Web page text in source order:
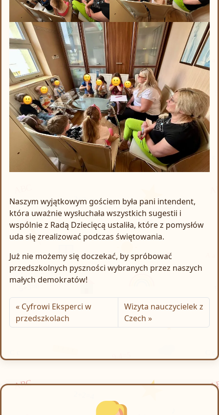
Naszym wyjątkowym gościem była pani intendent,
która uważnie wysłuchała wszystkich sugestii i
wspólnie z Radą Dziecięcą ustaliła, które z pomysłów
uda się zrealizować podczas świętowania.
Już nie możemy się doczekać, by spróbować
przedszkolnych pyszności wybranych przez naszych
małych demokratów!
Cyfrowi Eksperci w
przedszkolach
Wizyta nauczycielek z
Czech